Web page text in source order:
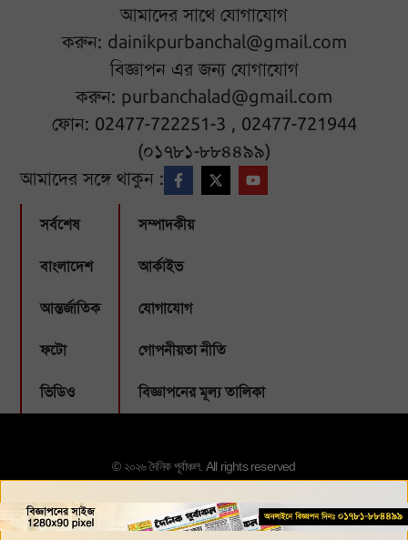
আমাদের সাথে যোগাযোগ
করুন: dainikpurbanchal@gmail.com
বিজ্ঞাপন এর জন্য যোগাযোগ
করুন: purbanchalad@gmail.com
ফোন: 02477-722251-3 , 02477-721944
(০১৭৮১-৮৮৪৪৯৯)
আমাদের সঙ্গে থাকুন :
সর্বশেষ
বাংলাদেশ
আন্তর্জাতিক
ফটো
ভিডিও
সম্পাদকীয়
আর্কাইভ
যোগাযোগ
গোপনীয়তা নীতি
বিজ্ঞাপনের মূল্য তালিকা
© ২০২৬ দৈনিক পূর্বাঞ্চল. All rights reserved
Designed & Developed by:Webbubl